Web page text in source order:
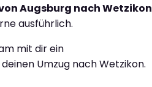
Augsburg nach Wetzikon
ausführlich.
mit dir ein
Umzug nach Wetzikon.